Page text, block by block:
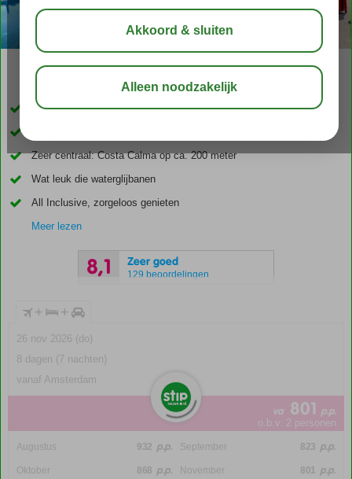
aug 27°C
Inclusief huurauto
Zeer centraal: Costa Calma op ca. 200 meter
Wat leuk die waterglijbanen
All Inclusive, zorgeloos genieten
Meer lezen
8,1 Zeer goed
129 beoordelingen
+ +
26 nov 2026 (do)
8 dagen (7 nachten)
vanaf Amsterdam
va 801 p.p.
o.b.v. 2 personen
Augustus 932 p.p. September 823 p.p.
Oktober 868 p.p. November 801 p.p.